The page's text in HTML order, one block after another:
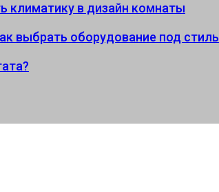
климатику в дизайн комнаты
выбрать оборудование под стиль